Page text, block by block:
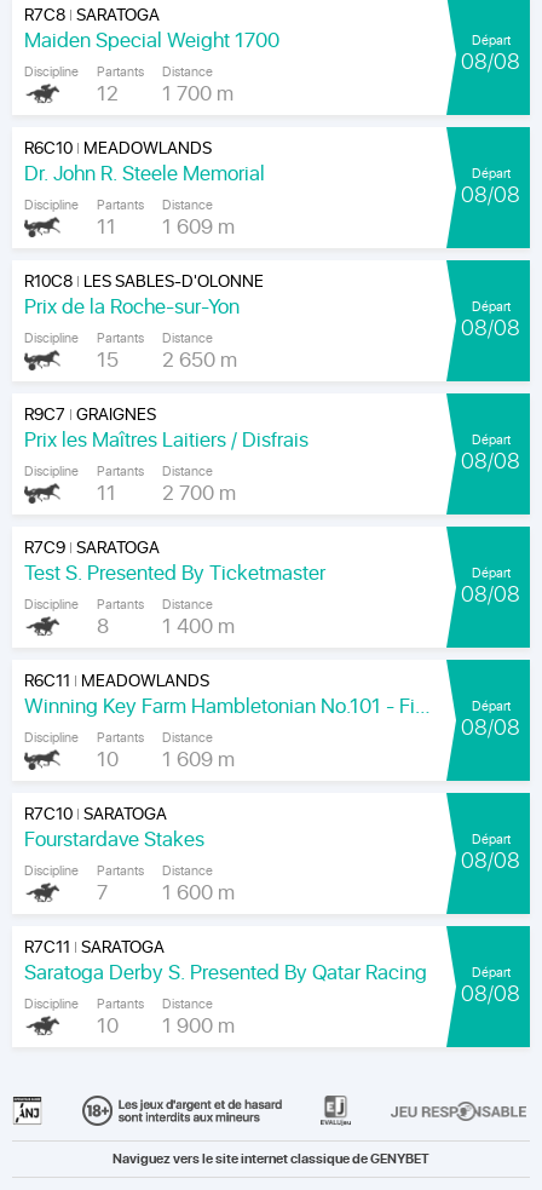
R7C8|SARATOGA
Maiden Special Weight 1700
Discipline Partants
12
Distance
1 700 m
Départ
08/08
R6C10| MEADOWLANDS
Dr. John R. Steele Memorial
Discipline Partants
11
Distance
1 609 m
Départ
08/08
R10C8| LES SABLES-D'OLONNE
Prix de la Roche-sur-Yon
Discipline Partants
15
Distance
2 650 m
Départ
08/08
R9C7 |GRAIGNES
Prix les Maîtres Laitiers / Disfrais
Discipline Partants
11
Distance
2 700 m
Départ
08/08
R7C9|SARATOGA
Test S. Presented By Ticketmaster
Discipline Partants
8
Distance
1 400 m
Départ
08/08
R6C11 | MEADOWLANDS
Winning Key Farm Hambletonian No.101 - Final
Discipline Partants
10
Distance
1 609 m
Départ
08/08
R7C10|SARATOGA
Fourstardave Stakes
Discipline Partants
7
Distance
1 600 m
Départ
08/08
R7C11 |SARATOGA
Saratoga Derby S. Presented By Qatar Racing
Discipline Partants
10
Distance
1 900 m
Départ
08/08
Naviguez vers le site internet classique de GENYBET